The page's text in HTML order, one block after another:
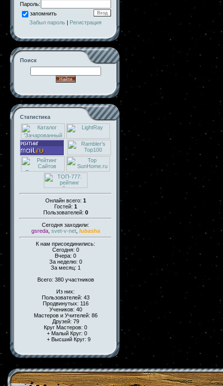
Пароль:
запомнить
Забыл пароль | Регистрация
Поиск
Статистика
Онлайн всего: 1
Гостей: 1
Пользователей: 0
Сегодня заходили:
gsreda, svet-v-net, lubasha
К нам присоединились:
Сегодня: 0
Вчера: 0
За неделю: 0
За месяц: 1
Всего: 380 участников
Из них:
Пользователей: 43
Продвинутых: 116
Учеников: 40
Мастеров и Учителей: 86
Друзей: 79
Круг Мастеров: 0
+ Малый Круг: 0
+ Высший Круг: 9